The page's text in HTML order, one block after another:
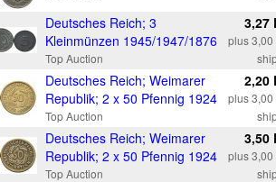
Deutsches Reich; 3
Kleinmünzen 1945/1947/1876
Top Auction
3,27
plus 3,00
Deutsches Reich; Weimarer
Republik; 2 x 50 Pfennig 1924
Top Auction
2,20
plus 3,00
Deutsches Reich; Weimarer
Republik; 2 x 50 Pfennig 1924
Top Auction
3,50
plus 3,00